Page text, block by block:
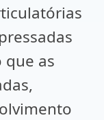
que as